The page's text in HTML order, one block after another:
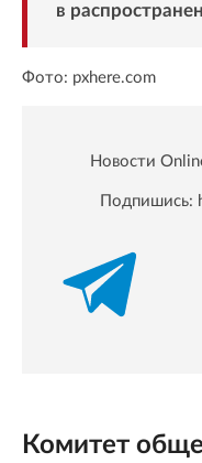
в
Фото: pxhere.com
Новости
Подпишись:
Комитет